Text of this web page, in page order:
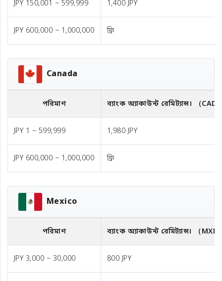
JPY 150,001 ~ 599,999 1,400 JPY
JPY 600,000 ~ 1,000,000 ফ্রি
Canada
পরিমাণ ব্যাংক অ্যাকাউন্ট রেমিট্যান্স। （
JPY 1 ~ 599,999 1,980 JPY
JPY 600,000 ~ 1,000,000 ফ্রি
Mexico
পরিমাণ ব্যাংক অ্যাকাউন্ট রেমিট্যান্স। （MXN
JPY 3,000 ~ 30,000 800 JPY